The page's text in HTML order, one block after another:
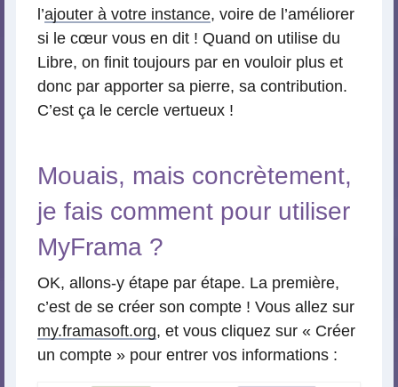
l’ajouter à votre instance, voire de l’améliorer
si le cœur vous en dit ! Quand on utilise du
Libre, on finit toujours par en vouloir plus et
donc par apporter sa pierre, sa contribution.
C’est ça le cercle vertueux !
Mouais, mais concrètement,
je fais comment pour utiliser
MyFrama ?
OK, allons-y étape par étape. La première,
c’est de se créer son compte ! Vous allez sur
my.framasoft.org, et vous cliquez sur « Créer
un compte » pour entrer vos informations :